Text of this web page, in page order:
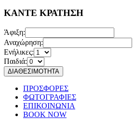
ΚΑΝΤΕ ΚΡΑΤΗΣΗ
Άφιξη:
Αναχώρηση:
Ενήλικες:
Παιδιά:
ΠΡΟΣΦΟΡΕΣ
ΦΩΤΟΓΡΑΦΙΕΣ
ΕΠΙΚΟΙΝΩΝΙΑ
BOOK NOW